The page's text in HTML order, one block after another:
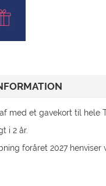
TIL TRAPHOLT.DK
med et gavekort til hele
i 2 år.
foråret 2027